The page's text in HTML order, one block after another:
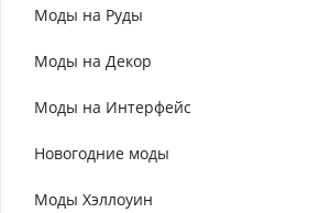
Моды на Руды
Моды на Декор
Моды на Интерфейс
Новогодние моды
Моды Хэллоуин